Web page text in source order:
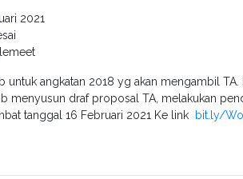
2021
untuk angkatan 2018 yg akan mengambil
menyusun draf proposal TA, melakukan
tanggal 16 Februari 2021 Ke link
bit.ly/